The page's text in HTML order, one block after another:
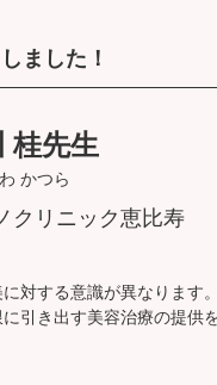
ました！
桂先生
かつら
クリニック恵比寿
対する意識が異なります
引き出す美容治療の提供